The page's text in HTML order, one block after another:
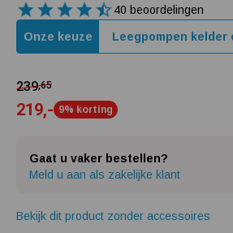
40 beoordelingen
Onze keuze Leegpompen kelder
239,65
219,- 9% korting
Gaat u vaker bestellen?
Meld u aan als zakelijke klant
Bekijk dit product zonder accessoires